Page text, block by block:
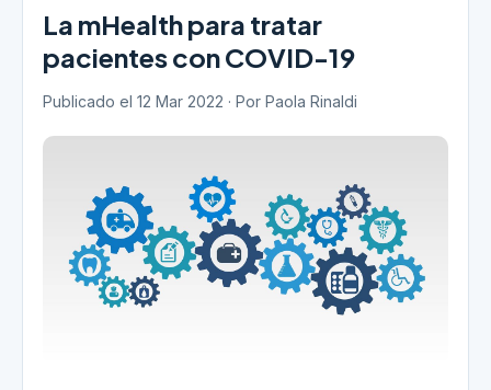
La mHealth para tratar
pacientes con COVID-19
Publicado el 12 Mar 2022 · Por Paola Rinaldi